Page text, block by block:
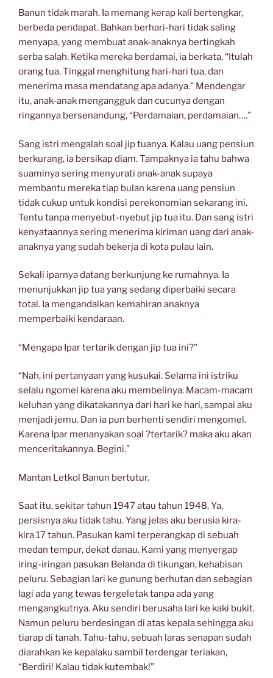
Banun tidak marah. Ia memang kerap kali bertengkar,
berbeda pendapat. Bahkan berhari-hari tidak saling
menyapa, yang membuat anak-anaknya bertingkah
serba salah. Ketika mereka berdamai, ia berkata, “Itulah
orang tua. Tinggal menghitung hari-hari tua, dan
menerima masa mendatang apa adanya.” Mendengar
itu, anak-anak mengangguk dan cucunya dengan
ringannya bersenandung, “Perdamaian, perdamaian….”
Sang istri mengalah soal jip tuanya. Kalau uang pensiun
berkurang, ia bersikap diam. Tampaknya ia tahu bahwa
suaminya sering menyurati anak-anak supaya
membantu mereka tiap bulan karena uang pensiun
tidak cukup untuk kondisi perekonomian sekarang ini.
Tentu tanpa menyebut-nyebut jip tua itu. Dan sang istri
kenyataannya sering menerima kiriman uang dari anak-
anaknya yang sudah bekerja di kota pulau lain.
Sekali iparnya datang berkunjung ke rumahnya. Ia
menunjukkan jip tua yang sedang diperbaiki secara
total. Ia mengandalkan kemahiran anaknya
memperbaiki kendaraan.
“Mengapa Ipar tertarik dengan jip tua ini?”
“Nah, ini pertanyaan yang kusukai. Selama ini istriku
selalu ngomel karena aku membelinya. Macam-macam
keluhan yang dikatakannya dari hari ke hari, sampai aku
menjadi jemu. Dan ia pun berhenti sendiri mengomel.
Karena Ipar menanyakan soal ?tertarik? maka aku akan
menceritakannya. Begini.”
Mantan Letkol Banun bertutur.
Saat itu, sekitar tahun 1947 atau tahun 1948. Ya,
persisnya aku tidak tahu. Yang jelas aku berusia kira-
kira 17 tahun. Pasukan kami terperangkap di sebuah
medan tempur, dekat danau. Kami yang menyergap
iring-iringan pasukan Belanda di tikungan, kehabisan
peluru. Sebagian lari ke gunung berhutan dan sebagian
lagi ada yang tewas tergeletak tanpa ada yang
mengangkutnya. Aku sendiri berusaha lari ke kaki bukit.
Namun peluru berdesingan di atas kepala sehingga aku
tiarap di tanah. Tahu-tahu, sebuah laras senapan sudah
diarahkan ke kepalaku sambil terdengar teriakan,
“Berdiri! Kalau tidak kutembak!”